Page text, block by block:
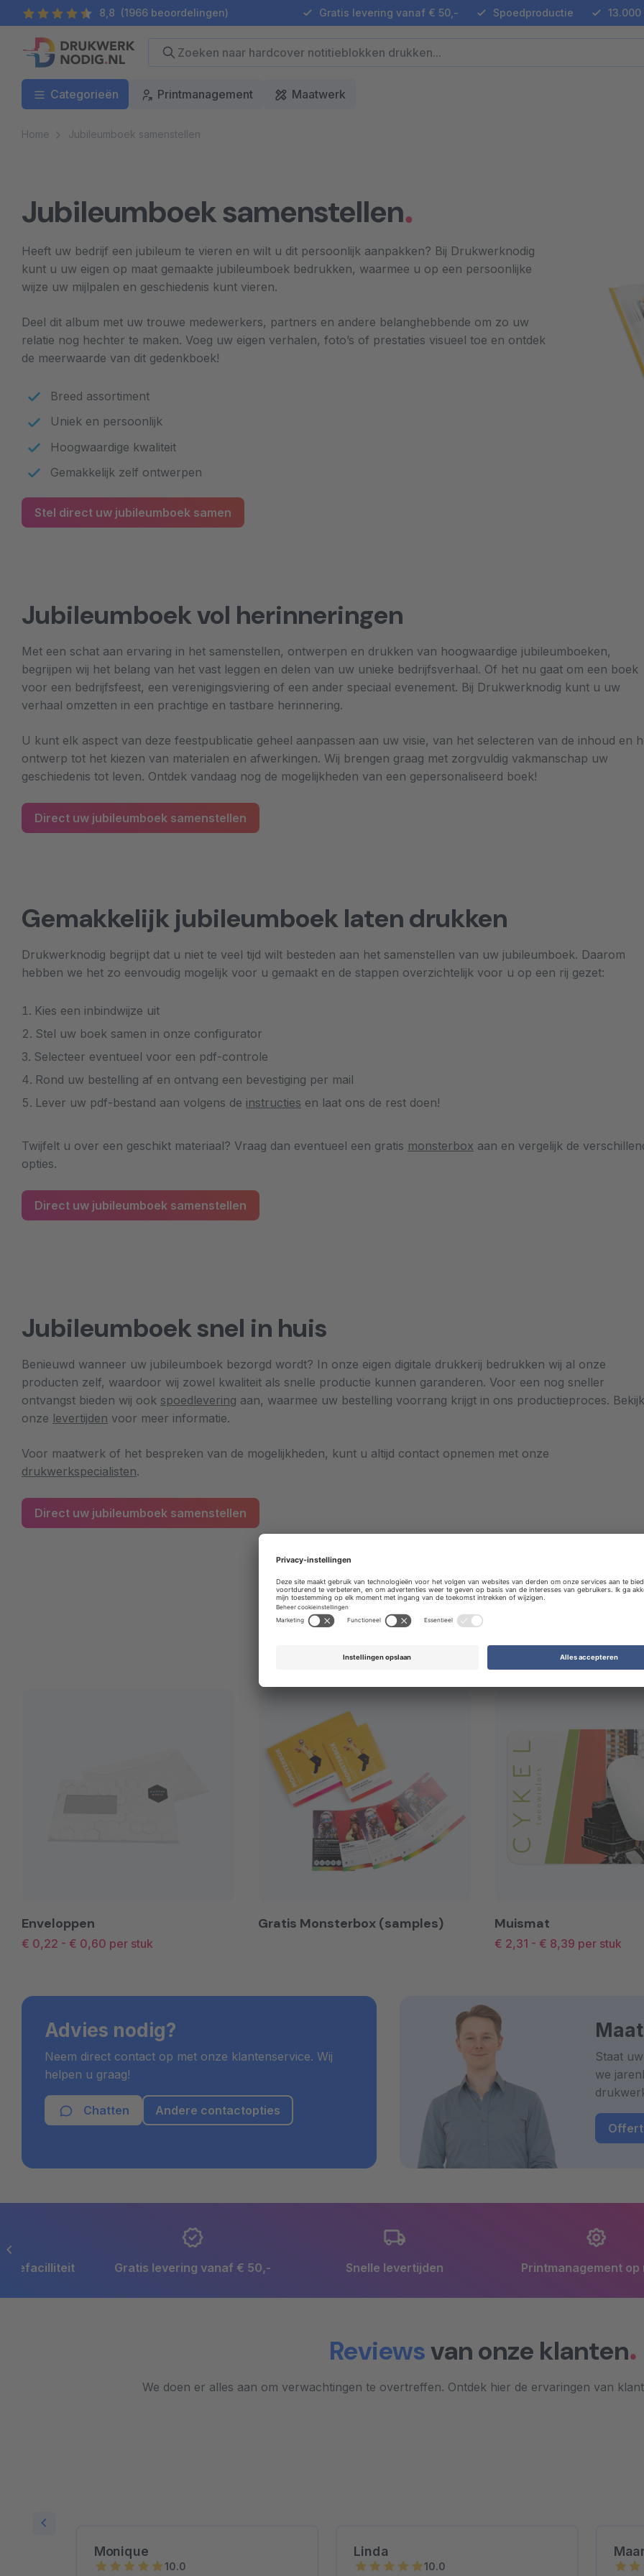
Gratis levering vanaf € 50,- Spoedproductie
8,8 (1966 beoordelingen)
Categorieën Printmanagement Maatwerk
Home Jubileumboek samenstellen
Jubileumboek samenstellen
Heeft uw bedrijf een jubileum te vieren en wilt u dit persoonlijk aanpakken? Bij Drukwerknodig
kunt u uw eigen op maat gemaakte jubileumboek bedrukken, waarmee u op een persoonlijke
wijze uw mijlpalen en geschiedenis kunt vieren.
Deel dit album met uw trouwe medewerkers, partners en andere belanghebbende om zo uw
relatie nog hechter te maken. Voeg uw eigen verhalen, foto’s of prestaties visueel toe en ontdek
de meerwaarde van dit gedenkboek!
Breed assortiment
Uniek en persoonlijk
Hoogwaardige kwaliteit
Gemakkelijk zelf ontwerpen
Stel direct uw jubileumboek samen
Jubileumboek vol herinneringen
Met een schat aan ervaring in het samenstellen, ontwerpen en drukken van hoogwaardige jubileumboeken,
begrijpen wij het belang van het vast leggen en delen van uw unieke bedrijfsverhaal. Of het nu gaat om een boek
voor een bedrijfsfeest, een verenigingsviering of een ander speciaal evenement. Bij Drukwerknodig kunt u uw
verhaal omzetten in een prachtige en tastbare herinnering.
U kunt elk aspect van deze feestpublicatie geheel aanpassen aan uw visie, van het selecteren van de inhoud en
ontwerp tot het kiezen van materialen en afwerkingen. Wij brengen graag met zorgvuldig vakmanschap uw
geschiedenis tot leven. Ontdek vandaag nog de mogelijkheden van een gepersonaliseerd boek!
Direct uw jubileumboek samenstellen
Gemakkelijk jubileumboek laten drukken
Drukwerknodig begrijpt dat u niet te veel tijd wilt besteden aan het samenstellen van uw jubileumboek. Daarom
hebben we het zo eenvoudig mogelijk voor u gemaakt en de stappen overzichtelijk voor u op een rij gezet:
Kies een inbindwijze uit
Stel uw boek samen in onze configurator
Selecteer eventueel voor een pdf-controle
Rond uw bestelling af en ontvang een bevestiging per mail
Lever uw pdf-bestand aan volgens de instructies en laat ons de rest doen!
Twijfelt u over een geschikt materiaal? Vraag dan eventueel een gratis monsterbox aan en vergelijk de
opties.
Direct uw jubileumboek samenstellen
Jubileumboek snel in huis
Benieuwd wanneer uw jubileumboek bezorgd wordt? In onze eigen digitale drukkerij bedrukken wij al onze
producten zelf, waardoor wij zowel kwaliteit als snelle productie kunnen garanderen. Voor een nog sneller
ontvangst bieden wij ook spoedlevering aan, waarmee uw bestelling voorrang krijgt in ons productieproces. Bekijk
onze levertijden voor meer informatie.
Voor maatwerk of het bespreken van de mogelijkheden, kunt u altijd contact opnemen met onze
drukwerkspecialisten.
Direct uw jubileumboek samenstellen
Gerelateerdeproducten
Enveloppen
€ 0,22 - € 0,60 per stuk
Gratis Monsterbox (samples) Muismat
€ 2,31 - € 8,39 per stuk
Advies nodig?
Neem direct contact op met onze klantenservice. Wij
helpen u graag!
Chatten Andere contactopties
Staat
we
Gratis levering vanaf € 50,- Snelle levertijden Printmanagement op maat
Reviewsvan onze klanten
We doen er alles aan om verwachtingen te overtreffen. Ontdek hier de ervaringen van
Monique
10.0
Linda
10.0